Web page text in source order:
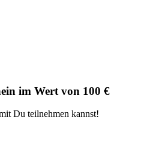
im Wert von 100 €
Du teilnehmen kannst!